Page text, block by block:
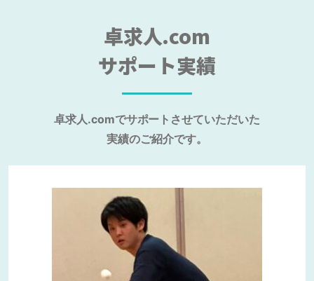
卓求人.com
サポート実績
卓求人.comでサポートさせていただいた
実績のご紹介です。